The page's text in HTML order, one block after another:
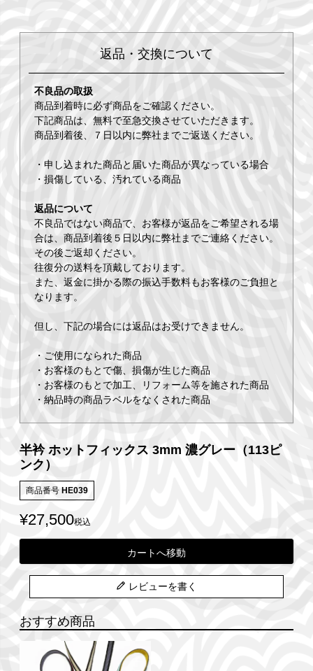
返品・交換について
不良品の取扱
商品到着時に必ず商品をご確認ください。
下記商品は、無料で至急交換させていただきます。
商品到着後、７日以内に弊社までご返送ください。
・申し込まれた商品と届いた商品が異なっている場合
・損傷している、汚れている商品
返品について
不良品ではない商品で、お客様が返品をご希望される場
合は、商品到着後５日以内に弊社までご連絡ください。
その後ご返却ください。
往復分の送料を頂戴しております。
また、返金に掛かる際の振込手数料もお客様のご負担と
なります。
但し、下記の場合には返品はお受けできません。
・ご使用になられた商品
・お客様のもとで傷、損傷が生じた商品
・お客様のもとで加工、リフォーム等を施された商品
・納品時の商品ラベルをなくされた商品
半衿 ホットフィックス 3mm 濃グレー（113ピ
ンク）
商品番号 HE039
¥27,500税込
カートへ移動
レビューを書く
おすすめ商品